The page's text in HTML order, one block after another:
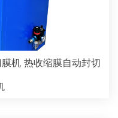
机 热收缩膜自动封切